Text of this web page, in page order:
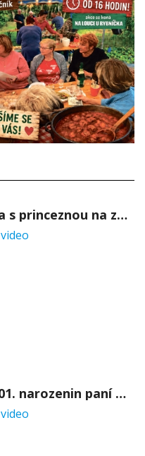
Prohlídka s princeznou na zámku Stekník
Oslava 101. narozenin paní Věry Skořepové